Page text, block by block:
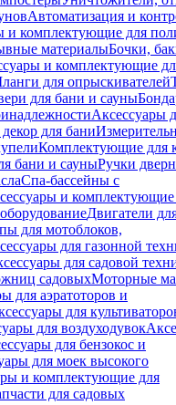
Автоматизация и
и комплектующие для
материалыБочки,
и комплектующие
для опрыскивателей
для бани и сауны
Аксессуары
для бани
Комплектующие для
бани и сауныРучки
Спа-бассейны с
и комплектующие
Двигатели
для мотоблоков,
для газонной
для садовой
садовыхМоторные
для аэратоторов и
для
для воздуходувок
для бензокос и
для моек высокого
и комплектующие для
для садовых